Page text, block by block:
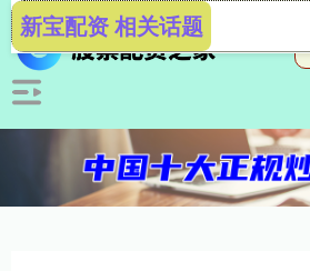
新宝配资 相关话题